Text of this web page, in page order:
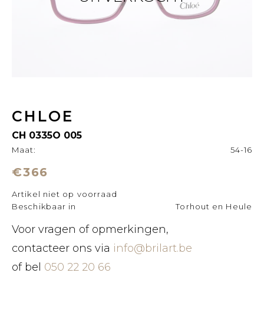
CHLOE
CH 0335O 005
Maat: 54-16
€366
Artikel niet op voorraad
Beschikbaar in
Torhout en Heule
Voor vragen of opmerkingen,
contacteer ons via info@brilart.be
of bel 050 22 20 66